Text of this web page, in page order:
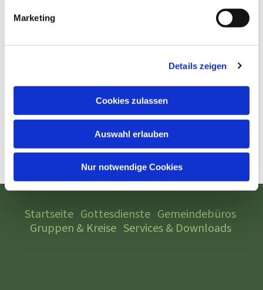
Marketing
Details zeigen
Cookies zulassen
Auswahl erlauben
Nur notwendige Cookies
Startseite Gottesdienste Gemeindebüros
Gruppen & Kreise Services & Downloads